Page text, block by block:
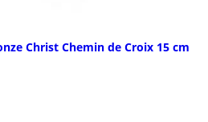
Christ Chemin de Croix 15 cm